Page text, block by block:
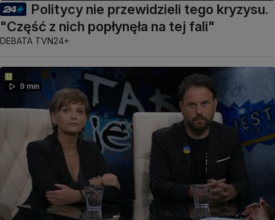
Politycy nie przewidzieli tego kryzysu.
"Część z nich popłynęła na tej fali"
DEBATA TVN24+
9 min